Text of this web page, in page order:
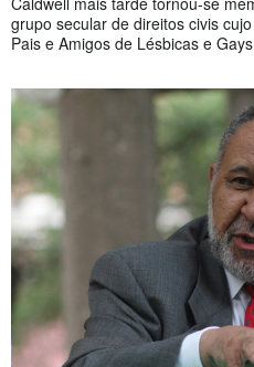
grupo secular de direitos civis
Pais e Amigos de Lésbicas e